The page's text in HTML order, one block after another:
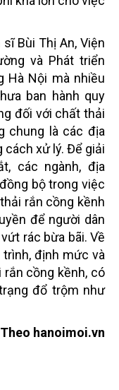
Bùi Thị An, Viện
và Phát triển
Hà Nội mà nhiều
ban hành quy
đối với chất thải
chung là các địa
cách xử lý. Để giải
các ngành, địa
bộ trong việc
rắn cồng kềnh
để người dân
rác bừa bãi. Về
trình, định mức và
cồng kềnh, có
đổ trộm như
Theo hanoimoi.vn